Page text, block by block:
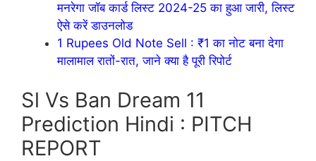
मनरेगा जॉब कार्ड लिस्ट 2024-25 का हुआ जारी, लिस्ट
ऐसे करें डाउनलोड
1 Rupees Old Note Sell : ₹1 का नोट बना देगा
मालामाल रातों-रात, जाने क्या है पूरी रिपोर्ट
Sl Vs Ban Dream 11
Prediction Hindi : PITCH
REPORT